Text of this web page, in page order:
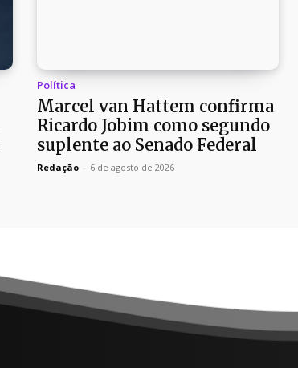
Política
Marcel van Hattem confirma
Ricardo Jobim como segundo
suplente ao Senado Federal
Redação - 6 de agosto de 2026